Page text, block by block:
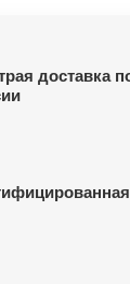
доставка